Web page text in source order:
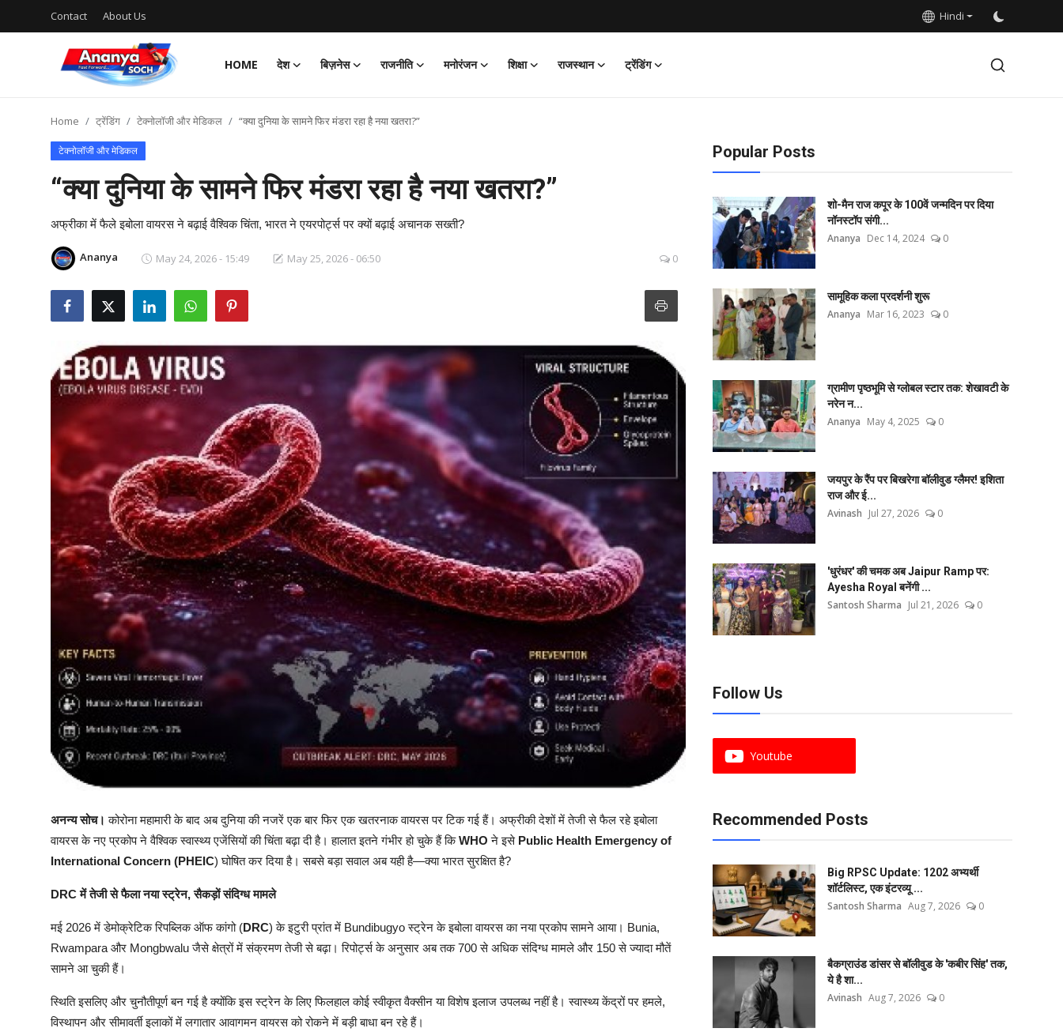
Contact About Us Hindi
HOME देश बिज़नेस राजनीति मनोरंजन शिक्षा राजस्थान ट्रेंडिंग
Contact
About Us
Hindi
Home ट्रेंडिंग टेक्नोलॉजी और मेडिकल “क्या दुनिया के सामने फिर मंडरा रहा है नया खतरा?”
टेक्नोलॉजी और मेडिकल
“क्या दुनिया के सामने फिर मंडरा रहा है नया खतरा?”
अफ्रीका में फैले इबोला वायरस ने बढ़ाई वैश्विक चिंता, भारत ने एयरपोर्ट्स पर क्यों बढ़ाई अचानक सख्ती?
Ananya May 24, 2026 - 15:49 May 25, 2026 - 06:50 0
अनन्य सोच। कोरोना महामारी के बाद अब दुनिया की नजरें एक बार फिर एक खतरनाक वायरस पर टिक गई हैं। अफ्रीकी देशों में तेजी से फैल रहे इबोला
वायरस के नए प्रकोप ने वैश्विक स्वास्थ्य एजेंसियों की चिंता बढ़ा दी है। हालात इतने गंभीर हो चुके हैं किWHO ने इसे Public Health Emergency of
International Concern (PHEIC) घोषित कर दिया है। सबसे बड़ा सवाल अब यही है—क्या भारत सुरक्षित है?
DRC में तेजी से फैला नया स्ट्रेन, सैकड़ों संदिग्ध मामले
मई 2026 में डेमोक्रेटिक रिपब्लिक ऑफ कांगो (DRC) के इटुरी प्रांत में Bundibugyo स्ट्रेन के इबोला वायरस का नया प्रकोप सामने आया। Bunia,
Rwampara और Mongbwalu जैसे क्षेत्रों में संक्रमण तेजी से बढ़ा। रिपोर्ट्स के अनुसार अब तक 700 से अधिक संदिग्ध मामले और 150 से ज्यादा मौतें
सामने आ चुकी हैं।
स्थिति इसलिए और चुनौतीपूर्ण बन गई है क्योंकि इस स्ट्रेन के लिए फिलहाल कोई स्वीकृत वैक्सीन या विशेष इलाज उपलब्ध नहीं है। स्वास्थ्य केंद्रों पर हमले,
विस्थापन और सीमावर्ती इलाकों में लगातार आवागमन वायरस को रोकने में बड़ी बाधा बन रहे हैं।
Popular Posts
शो-मैन राज कपूर के 100वें जन्मदिन पर दिया
नॉनस्टॉप संगी...
Ananya Dec 14, 2024 0
सामूहिक कला प्रदर्शनी शुरू
Ananya Mar 16, 2023 0
ग्रामीण पृष्ठभूमि से ग्लोबल स्टार तक: शेखावटी के
नरेन न...
Ananya May 4, 2025 0
जयपुर के रैंप पर बिखरेगा बॉलीवुड ग्लैमर! इशिता
राज और ई...
Avinash Jul 27, 2026 0
'धुरंधर' की चमक अब Jaipur Ramp पर:
Ayesha Royal बनेंगी ...
Santosh Sharma Jul 21, 2026 0
Follow Us
Youtube
Recommended Posts
Big RPSC Update: 1202 अभ्यर्थी
शॉर्टलिस्ट, एक इंटरव्यू ...
Santosh Sharma Aug 7, 2026 0
बैकग्राउंड डांसर से बॉलीवुड के 'कबीर सिंह' तक,
ये है शा...
Avinash Aug 7, 2026 0